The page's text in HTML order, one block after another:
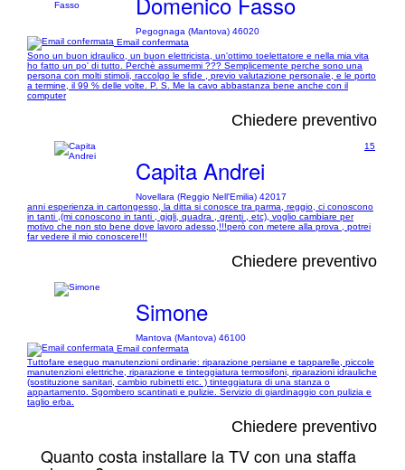
Pegognaga (Mantova) 46020
Email confermata
Sono un buon idraulico, un buon elettricista, un'ottimo toelettatore e nella mia vita
ho fatto un po' di tutto. Perchè assumermi ??? Semplicemente perche sono una
persona con molti stimoli, raccolgo le sfide , previo valutazione personale, e le porto
a termine, il 99 % delle volte. P. S. Me la cavo abbastanza bene anche con il
computer
Chiedere preventivo
Capita Andrei
Novellara (Reggio Nell'Emilia) 42017
15
anni esperienza in cartongesso, la ditta si conosce tra parma, reggio, ci conoscono
in tanti ,(mi conoscono in tanti , gigli, quadra , grenti , etc), voglio cambiare per
motivo che non sto bene dove lavoro adesso,!!!però con metere alla prova , potrei
far vedere il mio conoscere!!!
Chiedere preventivo
Simone
Mantova (Mantova) 46100
Email confermata
Tuttofare eseguo manutenzioni ordinarie: riparazione persiane e tapparelle, piccole
manutenzioni elettriche, riparazione e tinteggiatura termosifoni, riparazioni idrauliche
(sostituzione sanitari, cambio rubinetti etc. ) tinteggiatura di una stanza o
appartamento. Sgombero scantinati e pulizie. Servizio di giardinaggio con pulizia e
taglio erba.
Chiedere preventivo
Quanto costa installare la TV con una staffa